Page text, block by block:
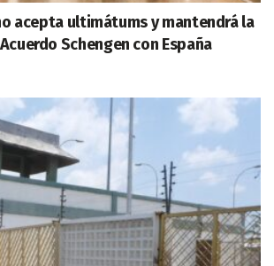
acepta ultimátums y mantendrá la
Schengen con España